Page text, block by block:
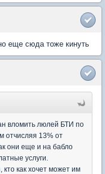
еще сюда тоже кинуть
вломить люлей БТИ по
отчисляя 13% от
они еще и на бабло
услуги.
как хочет может им